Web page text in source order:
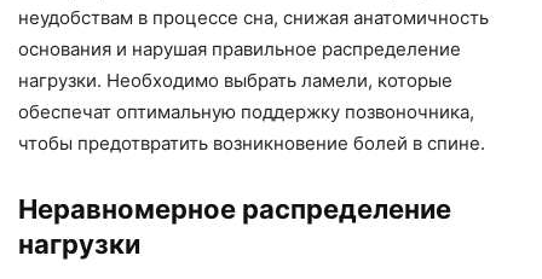
неудобствам в процессе сна, снижая анатомичность
основания и нарушая правильное распределение
нагрузки. Необходимо выбрать ламели, которые
обеспечат оптимальную поддержку позвоночника,
чтобы предотвратить возникновение болей в спине.
Неравномерное распределение
нагрузки